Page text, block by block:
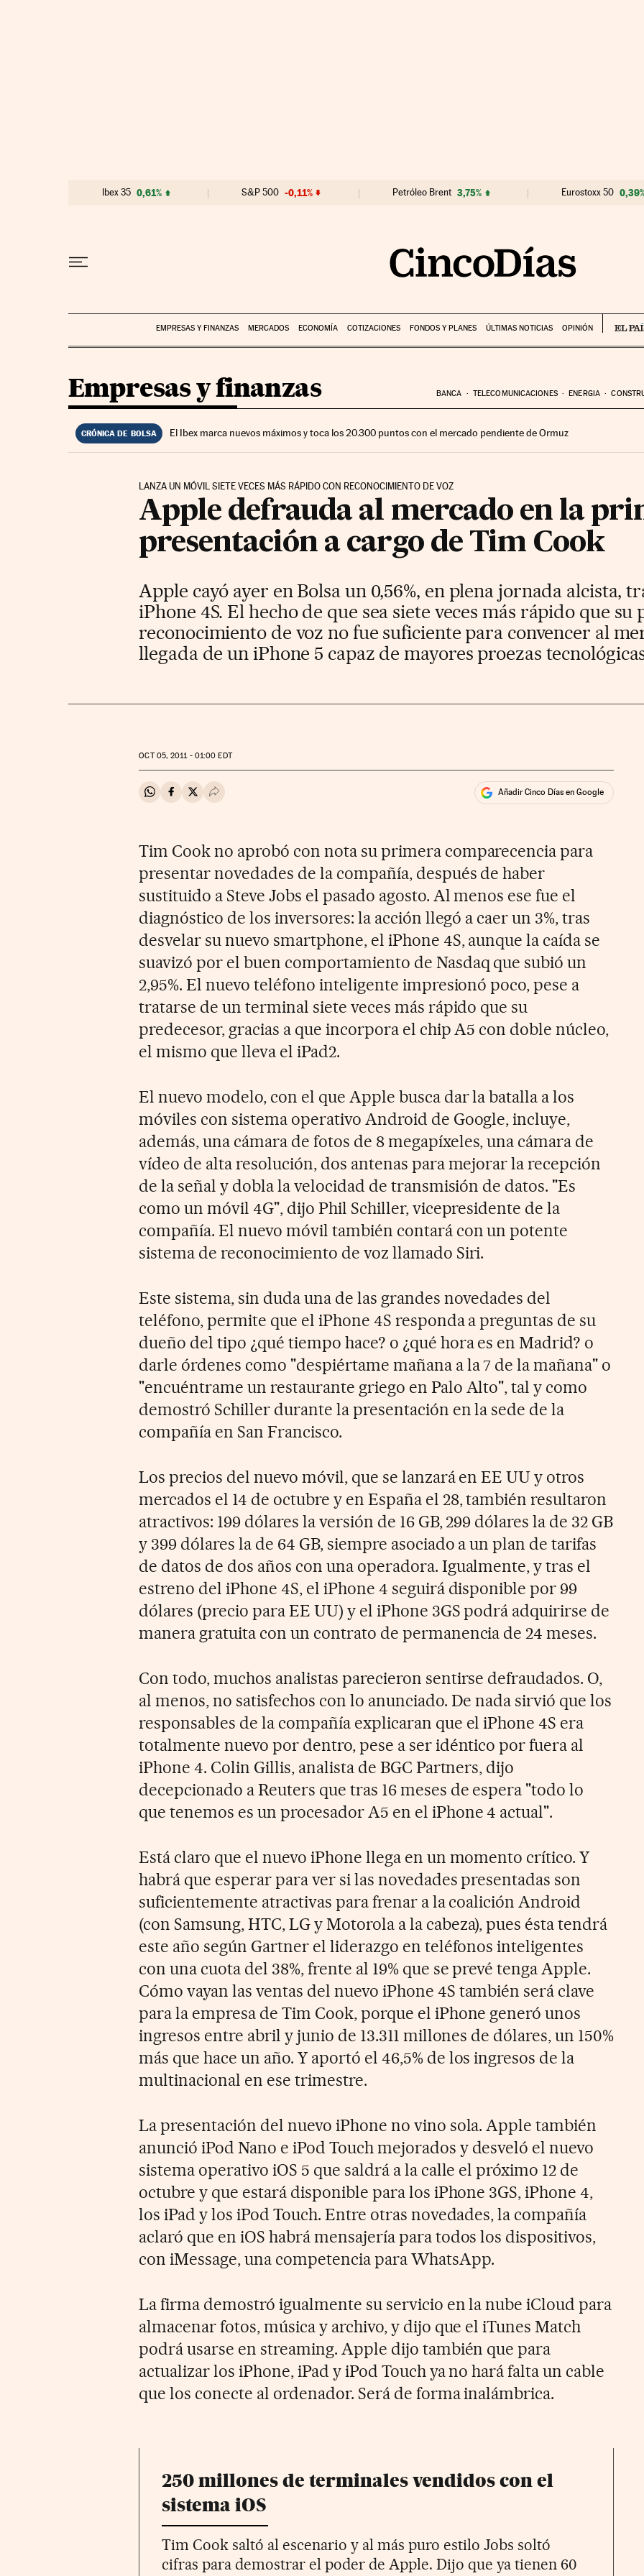
Ibex 35 0,61% S&P 500 -0,11% Petróleo Brent 3,75% Eurostoxx 50
EMPRESAS Y FINANZAS MERCADOS ECONOMÍA COTIZACIONES FONDOS Y PLANES ÚLTIMAS NOTICIAS OPINIÓN
Empresas y finanzas BANCA TELECOMUNICACIONES ENERGIA
CRÓNICA DE BOLSA El Ibex marca nuevos máximos y toca los 20.300 puntos con el mercado pendiente de Ormuz
LANZA UN MÓVIL SIETE VECES MÁS RÁPIDO CON RECONOCIMIENTO DE VOZ
Apple defrauda al mercado en la
presentación a cargo de Tim Cook
Apple cayó ayer en Bolsa un 0,56%, en plena jornada alcista,
iPhone 4S. El hecho de que sea siete veces más rápido que
reconocimiento de voz no fue suficiente para convencer al
llegada de un iPhone 5 capaz de mayores proezas
OCT05, 2011 - 01:00 EDT
Compartir en Whatsapp
Compartir en Facebook
Compartir en Twitter
Desplegar Redes Sociales Añadir Cinco Días en Google
Tim Cook no aprobó con nota su primera comparecencia para
presentar novedades de la compañía, después de haber
sustituido a Steve Jobs el pasado agosto. Al menos ese fue el
diagnóstico de los inversores: la acción llegó a caer un 3%, tras
desvelar su nuevo smartphone, el iPhone 4S, aunque la caída se
suavizó por el buen comportamiento de Nasdaq que subió un
2,95%. El nuevo teléfono inteligente impresionó poco, pese a
tratarse de un terminal siete veces más rápido que su
predecesor, gracias a que incorpora el chip A5 con doble núcleo,
el mismo que lleva el iPad2.
El nuevo modelo, con el que Apple busca dar la batalla a los
móviles con sistema operativo Android de Google, incluye,
además, una cámara de fotos de 8 megapíxeles, una cámara de
vídeo de alta resolución, dos antenas para mejorar la recepción
de la señal y dobla la velocidad de transmisión de datos. "Es
como un móvil 4G", dijo Phil Schiller, vicepresidente de la
compañía. El nuevo móvil también contará con un potente
sistema de reconocimiento de voz llamado Siri.
Este sistema, sin duda una de las grandes novedades del
teléfono, permite que el iPhone 4S responda a preguntas de su
dueño del tipo ¿qué tiempo hace? o ¿qué hora es en Madrid? o
darle órdenes como "despiértame mañana a la 7 de la mañana" o
"encuéntrame un restaurante griego en Palo Alto", tal y como
demostró Schiller durante la presentación en la sede de la
compañía en San Francisco.
Los precios del nuevo móvil, que se lanzará en EE UU y otros
mercados el 14 de octubre y en España el 28, también resultaron
atractivos: 199 dólares la versión de 16 GB, 299 dólares la de 32 GB
y 399 dólares la de 64 GB, siempre asociado a un plan de tarifas
de datos de dos años con una operadora. Igualmente, y tras el
estreno del iPhone 4S, el iPhone 4 seguirá disponible por 99
dólares (precio para EE UU) y el iPhone 3GS podrá adquirirse de
manera gratuita con un contrato de permanencia de 24 meses.
Con todo, muchos analistas parecieron sentirse defraudados. O,
al menos, no satisfechos con lo anunciado. De nada sirvió que los
responsables de la compañía explicaran que el iPhone 4S era
totalmente nuevo por dentro, pese a ser idéntico por fuera al
iPhone 4. Colin Gillis, analista de BGC Partners, dijo
decepcionado a Reuters que tras 16 meses de espera "todo lo
que tenemos es un procesador A5 en el iPhone 4 actual".
Está claro que el nuevo iPhone llega en un momento crítico. Y
habrá que esperar para ver si las novedades presentadas son
suficientemente atractivas para frenar a la coalición Android
(con Samsung, HTC, LG y Motorola a la cabeza), pues ésta tendrá
este año según Gartner el liderazgo en teléfonos inteligentes
con una cuota del 38%, frente al 19% que se prevé tenga Apple.
Cómo vayan las ventas del nuevo iPhone 4S también será clave
para la empresa de Tim Cook, porque el iPhone generó unos
ingresos entre abril y junio de 13.311 millones de dólares, un 150%
más que hace un año. Y aportó el 46,5% de los ingresos de la
multinacional en ese trimestre.
La presentación del nuevo iPhone no vino sola. Apple también
anunció iPod Nano e iPod Touch mejorados y desveló el nuevo
sistema operativo iOS 5 que saldrá a la calle el próximo 12 de
octubre y que estará disponible para los iPhone 3GS, iPhone 4,
los iPad y los iPod Touch. Entre otras novedades, la compañía
aclaró que en iOS habrá mensajería para todos los dispositivos,
con iMessage, una competencia para WhatsApp.
La firma demostró igualmente su servicio en la nube iCloud para
almacenar fotos, música y archivo, y dijo que el iTunes Match
podrá usarse en streaming. Apple dijo también que para
actualizar los iPhone, iPad y iPod Touch ya no hará falta un cable
que los conecte al ordenador. Será de forma inalámbrica.
250 millones de terminales vendidos con el
sistema iOS
Tim Cook saltó al escenario y al más puro estilo Jobs soltó
cifras para demostrar el poder de Apple. Dijo que ya tienen 60